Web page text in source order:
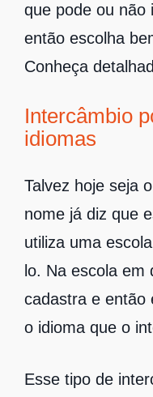
que pode ou não
então escolha
Conheça
Intercâmbio
idiomas
Talvez hoje seja
nome já diz que
utiliza uma
lo. Na escola em
cadastra e então
o idioma que o
Esse tipo de